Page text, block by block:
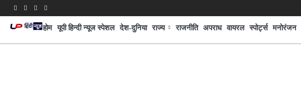
to
content
Facebook
TwitterYoutubeLinkedin
होम यूपी हिन्दी न्यूज स्पेशल देश-दुनिया राज्य राजनीति अपराध वायरल स्पोर्ट्स मनोरंजन